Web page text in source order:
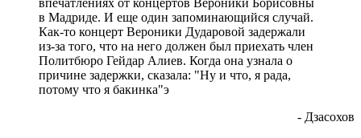
в Мадриде. И еще один запоминающийся случай.
Как-то концерт Вероники Дударовой задержали
из-за того, что на него должен был приехать член
Политбюро Гейдар Алиев. Когда она узнала о
причине задержки, сказала: "Ну и что, я рада,
потому что я бакинка"э
- Дзасохов